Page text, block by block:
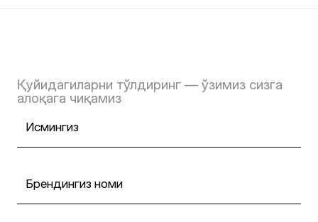
Бепул консультация
олиш
Қуйидагиларни тўлдиринг — ўзимиз сизга
алоқага чиқамиз